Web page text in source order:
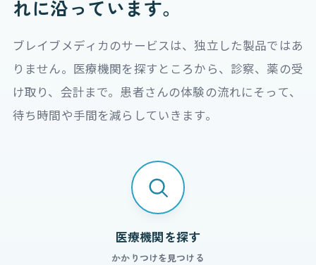
れに沿っています。
ブレイブメディカのサービスは、独立した製品ではあ
りません。医療機関を探すところから、診察、薬の受
け取り、会計まで。患者さんの体験の流れにそって、
待ち時間や手間を減らしていきます。
医療機関を探す
かかりつけを見つける